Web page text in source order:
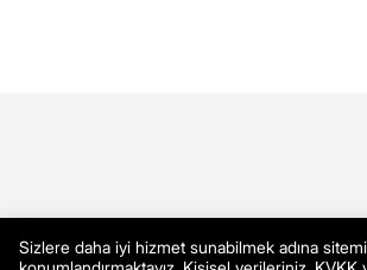
Sizlere daha iyi hizmet sunabilmek adına